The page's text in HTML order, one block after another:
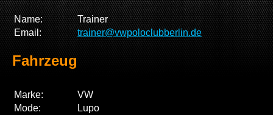
Name:
Trainer
Email:
trainer@vwpoloclubberlin.de
Fahrzeug
Marke:
VW
Mode:
Lupo